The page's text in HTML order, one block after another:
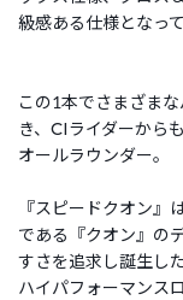
級感ある仕様となって
この1本でさまざま
き、CIライダーから
オールラウンダー。
『スピードクオン』
である『クオン』の
すさを追求し誕生し
ハイパフォーマンス